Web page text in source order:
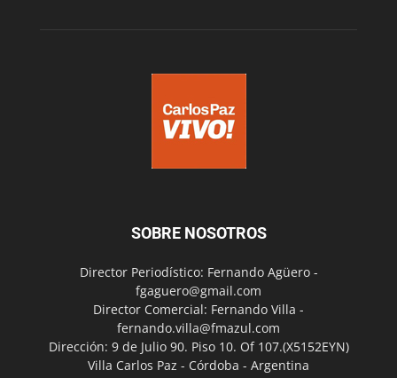
SOBRE NOSOTROS
Director Periodístico: Fernando Agüero -
fgaguero@gmail.com
Director Comercial: Fernando Villa -
fernando.villa@fmazul.com
Dirección: 9 de Julio 90. Piso 10. Of 107.(X5152EYN)
Villa Carlos Paz - Córdoba - Argentina